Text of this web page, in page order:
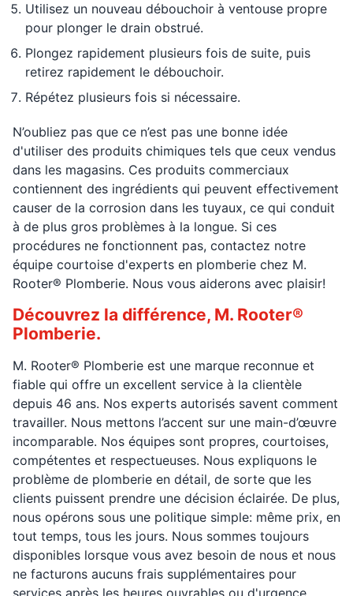
Utilisez un nouveau débouchoir à ventouse propre
pour plonger le drain obstrué.
Plongez rapidement plusieurs fois de suite, puis
retirez rapidement le débouchoir.
Répétez plusieurs fois si nécessaire.
N’oubliez pas que ce n’est pas une bonne idée
d'utiliser des produits chimiques tels que ceux vendus
dans les magasins. Ces produits commerciaux
contiennent des ingrédients qui peuvent effectivement
causer de la corrosion dans les tuyaux, ce qui conduit
à de plus gros problèmes à la longue. Si ces
procédures ne fonctionnent pas, contactez notre
équipe courtoise d'experts en plomberie chez M.
Rooter® Plomberie. Nous vous aiderons avec plaisir!
Découvrez la différence, M. Rooter®
Plomberie.
M. Rooter® Plomberie est une marque reconnue et
fiable qui offre un excellent service à la clientèle
depuis 46 ans. Nos experts autorisés savent comment
travailler. Nous mettons l’accent sur une main-d’œuvre
incomparable. Nos équipes sont propres, courtoises,
compétentes et respectueuses. Nous expliquons le
problème de plomberie en détail, de sorte que les
clients puissent prendre une décision éclairée. De plus,
nous opérons sous une politique simple: même prix, en
tout temps, tous les jours. Nous sommes toujours
disponibles lorsque vous avez besoin de nous et nous
ne facturons aucuns frais supplémentaires pour